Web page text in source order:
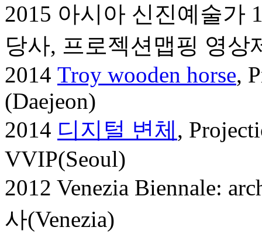
2015 아시아 신진예술가
당사, 프로젝션맵핑 영상
2014 Troy wooden horse,
(Daejeon)
2014 디지털 변체,
VVIP(Seoul)
2012 Venezia Biennale:
사(Venezia)